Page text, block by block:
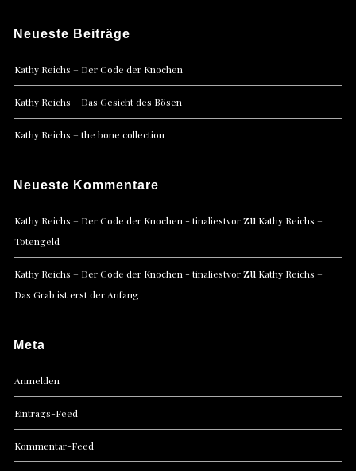
Neueste Beiträge
Kathy Reichs – Der Code der Knochen
Kathy Reichs – Das Gesicht des Bösen
Kathy Reichs – the bone collection
Neueste Kommentare
Kathy Reichs – Der Code der Knochen - tinaliestvorzu Kathy Reichs –
Totengeld
Kathy Reichs – Der Code der Knochen - tinaliestvorzu Kathy Reichs –
Das Grab ist erst der Anfang
Meta
Anmelden
Eintrags-Feed
Kommentar-Feed